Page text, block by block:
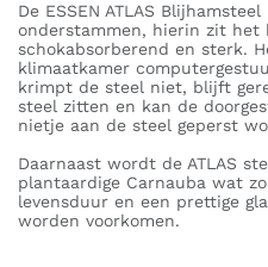
De ESSEN ATLAS
onderstammen, hierin zit het
schokabsorberend en sterk.
klimaatkamer
krimpt de steel niet, blijft
steel zitten en kan de
nietje aan de steel geperst
Daarnaast wordt de ATLAS
plantaardige Carnauba wat
levensduur en een prettige
worden voorkomen.